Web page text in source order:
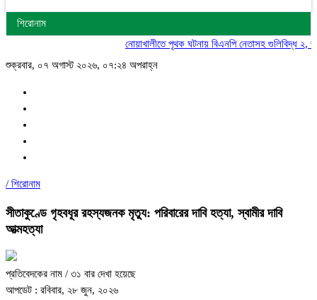
শিরোনাম
নোয়াখালীতে পৃথক ঘটনায় বিএনপি নেতাসহ গুলিবিদ্ধ ২,
শুক্রবার, ০৭ অগাস্ট ২০২৬, ০৭:২৪ অপরাহ্ন
/ শিরোনাম
সীতাকুণ্ডে গৃহবধূর রহস্যজনক মৃত্যু: পরিবারের দাবি হত্যা, স্বামীর দাবি
আত্মহত্যা
প্রতিবেদকের নাম / ৩১ বার দেখা হয়েছে
আপডেট : রবিবার, ২৮ জুন, ২০২৬